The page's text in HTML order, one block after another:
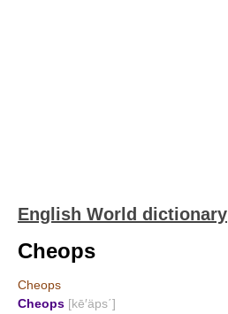
English World dictionary
Cheops
Cheops
Cheops [kē′äps΄]